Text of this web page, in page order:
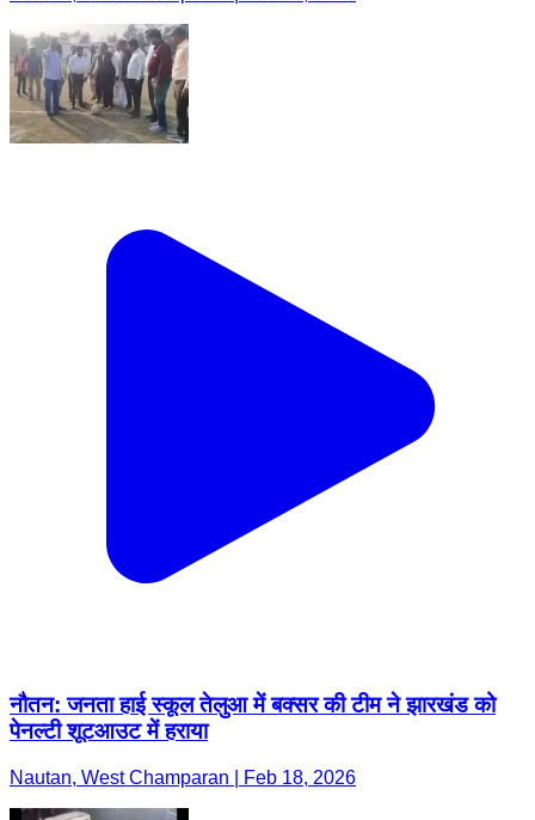
नौतन: जनता हाई स्कूल तेलुआ में बक्सर की टीम ने झारखंड को
पेनल्टी शूटआउट में हराया
Nautan, West Champaran | Feb 18, 2026